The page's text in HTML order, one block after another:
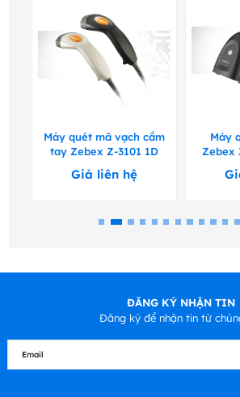
Máy quét mã vạch cầm
tay Zebex Z-3101 1D
Giá liên hệ
Máy
Zebex
ĐĂNG KÝ NHẬN TIN
Đăng ký để nhận tin từ